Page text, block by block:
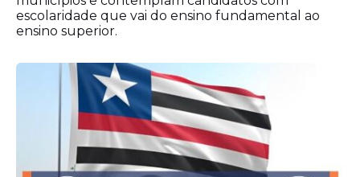
escolaridade que vai do ensino fundamental ao
ensino superior.